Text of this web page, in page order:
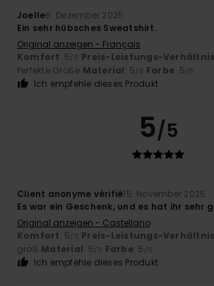
Joelle6. Dezember 2025
Ein sehr hübsches Sweatshirt.
Original anzeigen - Français
Komfort: 5/5 Preis-Leistungs-Verhältnis
Perfekte Größe Material: 5/5 Farbe: 5/5
Ich empfehle dieses Produkt
5/5
Client anonyme vérifié15. November 2025
Es war ein Geschenk, und es hat ihr sehr
Original anzeigen - Castellano
Komfort: 5/5 Preis-Leistungs-Verhältnis
groß Material: 5/5 Farbe: 5 /5
Ich empfehle dieses Produkt